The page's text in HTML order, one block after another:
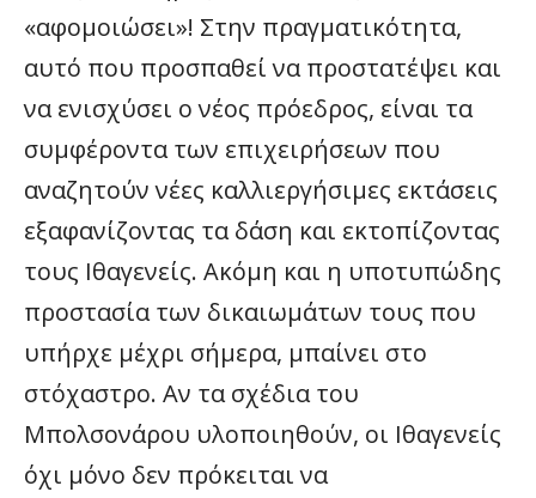
«αφομοιώσει»! Στην πραγματικότητα,
αυτό που προσπαθεί να προστατέψει και
να ενισχύσει ο νέος πρόεδρος, είναι τα
συμφέροντα των επιχειρήσεων που
αναζητούν νέες καλλιεργήσιμες εκτάσεις
εξαφανίζοντας τα δάση και εκτοπίζοντας
τους Ιθαγενείς. Ακόμη και η υποτυπώδης
προστασία των δικαιωμάτων τους που
υπήρχε μέχρι σήμερα, μπαίνει στο
στόχαστρο. Αν τα σχέδια του
Μπολσονάρου υλοποιηθούν, οι Ιθαγενείς
όχι μόνο δεν πρόκειται να